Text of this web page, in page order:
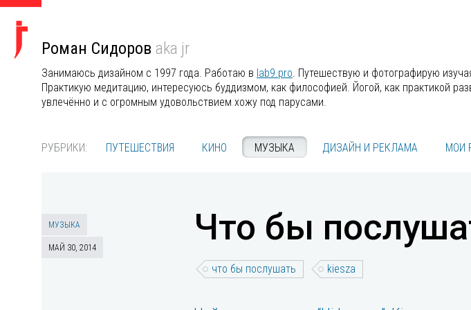
Роман Сидоров aka jr
Занимаюсь дизайном с 1997 года. Работаю в lab9.pro. Путешествую и фотографирую
Практикую медитацию, интересуюсь буддизмом, как философией. Йогой, как практикой
увлечённо и с огромным удовольствием хожу под парусами.
РУБРИКИ: ПУТЕШЕСТВИЯ КИНО МУЗЫКА ДИЗАЙН И РЕКЛАМА МОИ
МУЗЫКА
МАЙ 30, 2014 Что бы
что бы послушать kiesza